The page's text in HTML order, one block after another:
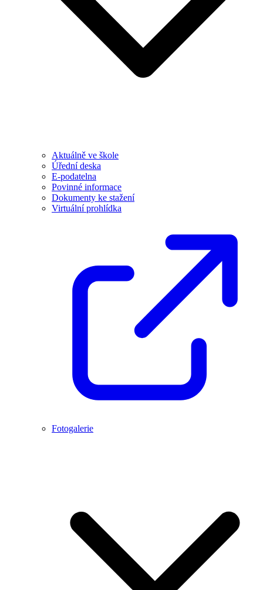
Aktuálně ve škole
Úřední deska
E-podatelna
Povinné informace
Dokumenty ke stažení
Virtuální prohlídka
Fotogalerie